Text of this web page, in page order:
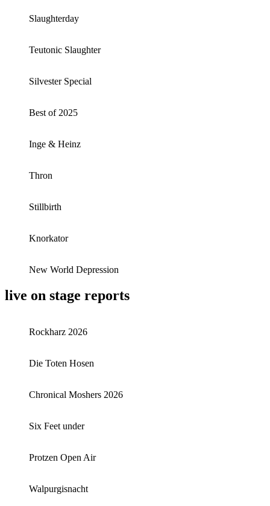
Slaughterday
Teutonic Slaughter
Silvester Special
Best of 2025
Inge & Heinz
Thron
Stillbirth
Knorkator
New World Depression
live on stage reports
Rockharz 2026
Die Toten Hosen
Chronical Moshers 2026
Six Feet under
Protzen Open Air
Walpurgisnacht